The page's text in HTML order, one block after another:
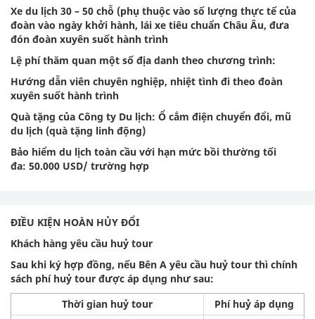
Xe du lịch 30 – 50 chỗ (phụ thuộc vào số lượng thực tế của
đoàn vào ngày khởi hành, lái xe tiêu chuẩn Châu Âu, đưa
đón đoàn xuyên suốt hành trình
Lệ phí thăm quan một số địa danh theo chương trình:
Hướng dẫn viên chuyên nghiệp, nhiệt tình đi theo đoàn
xuyên suốt hành trình
Quà tặng của Công ty Du lịch: Ổ cắm điện chuyển đổi, mũ
du lịch (quà tặng linh động)
Bảo hiểm du lịch toàn cầu với hạn mức bồi thường tối
đa: 50.000 USD/ trường hợp
ĐIỀU KIỆN HOÀN HỦY ĐỔI
Khách hàng yêu cầu huỷ tour
Sau khi ký hợp đồng, nếu Bên A yêu cầu huỷ tour thì chính
sách phí huỷ tour được áp dụng như sau:
Thời gian huỷ tour
Phí huỷ áp dụng